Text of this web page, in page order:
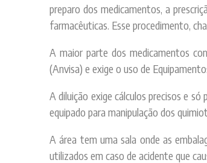
preparo dos medicamentos, a
farmacêuticas. Esse procedimento,
A maior parte dos medicamentos
(Anvisa) e exige o uso de
A diluição exige cálculos precisos e
equipado para manipulação dos
A área tem uma sala onde as
utilizados em caso de acidente que